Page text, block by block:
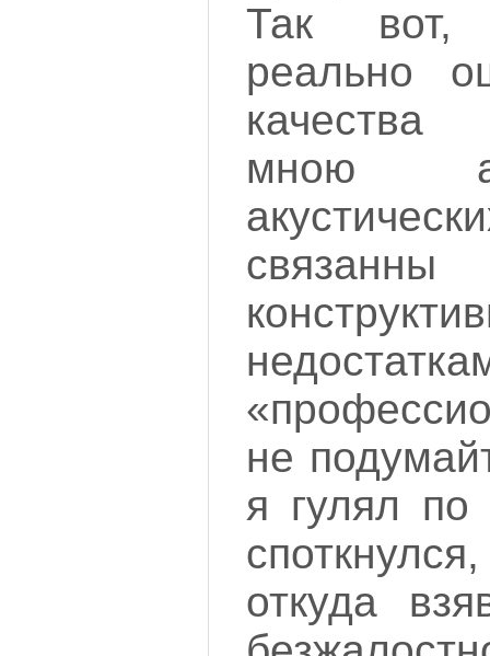
Так вот,
реально
мною
не
я гулял по
откуда